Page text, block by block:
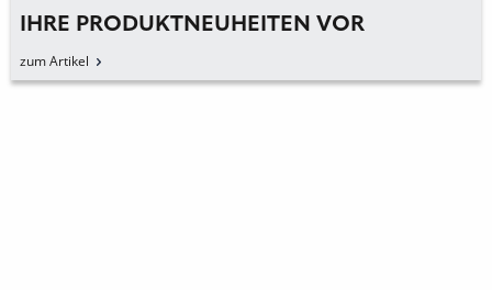
IHRE PRODUKTNEUHEITEN VOR
zum Artikel